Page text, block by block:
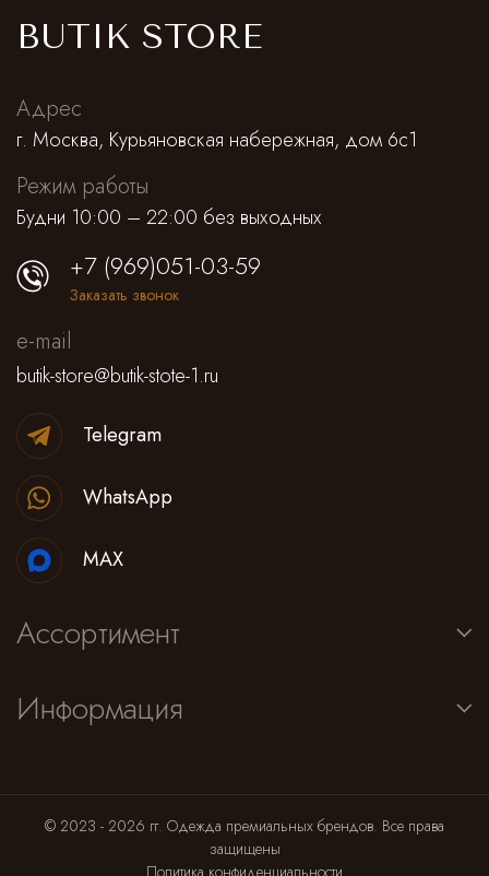
BUTIK STORE
Адрес
г. Москва, Курьяновская набережная, дом 6с1
Режим работы
Будни 10:00 – 22:00 без выходных
Ассортимент
Информация
+7 (969)051-03-59
Заказать звонок
e-mail
butik-store@butik-stote-1.ru
Telegram
WhatsApp
MAX
© 2023 - 2026 гг. Одежда премиальных брендов. Все права
защищены
Политика конфиденциальности